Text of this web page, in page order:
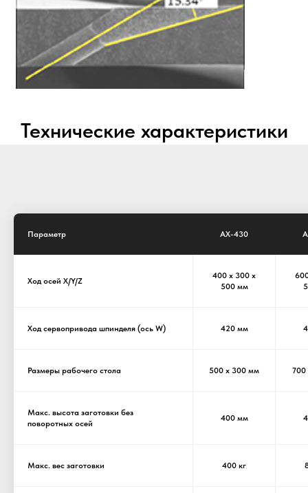
Технические характеристики
Параметр AX-430
Ход осей X/Y/Z
400 x 300 x
500 мм
Ход сервопривода шпинделя (ось W) 420 мм
Размеры рабочего стола 500 х 300 мм 700
Макс. высота заготовки без
поворотных осей
400 мм
Макс. вес заготовки 400 кг